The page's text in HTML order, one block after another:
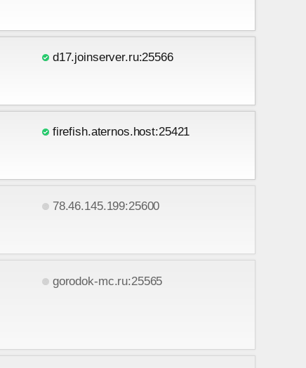
d17.joinserver.ru:25566
firefish.aternos.host:25421
78.46.145.199:25600
gorodok-mc.ru:25565